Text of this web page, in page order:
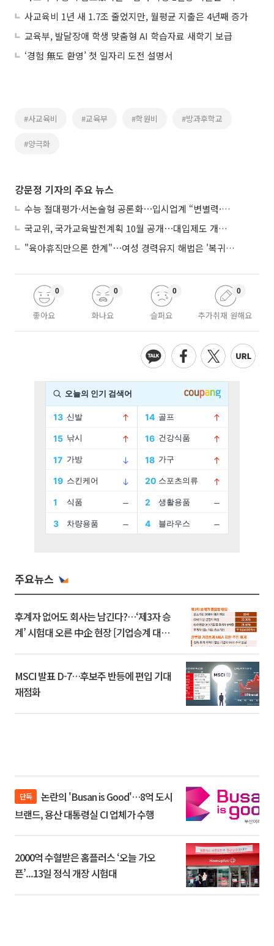
사교육비 1년 새 1.7조 줄었지만, 월평균 지출은 4년째 증가
교육부, 발달장애 학생 맞춤형 AI 학습자료 새학기 보급
‘경험 無도 환영’ 첫 일자리 도전 설명서
#사교육비 #교육부 #학원비 #방과후학교
#양극화
강문정 기자의 주요 뉴스
수능 절대평가·서논술형 공론화⋯입시업계 “변별력·사교육 대책 먼저”
국교위, 국가교육발전계획 10월 공개⋯대입제도 개편 공론화 추진
"육아휴직만으론 한계"⋯여성 경력유지 해법은 '복귀 후 유연근무’
좋아요
0
화나요
0
슬퍼요
0
추가취재 원해요
0
주요뉴스
후계자 없어도 회사는 남긴다?…‘제3자 승
계’ 시험대 오른 中企 현장 [기업승계 대전
MSCI 발표 D-7…후보주 반등에 편입 기대
재점화
단독
브랜드, 용산 대통령실 CI 업체가 수행
2000억 수혈받은 홈플러스 ‘오늘 가오
픈’...13일 정식 개장 시험대